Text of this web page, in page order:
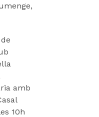
amb
10h